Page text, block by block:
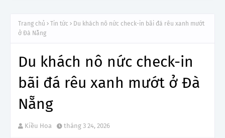
Trang chủ Tin tức
Du khách nô nức check-in bãi đá rêu xanh mướt
ở Đà Nẵng
Du khách nô nức check-in
bãi đá rêu xanh mướt ở Đà
Nẵng
Kiều Hoa tháng 3 24, 2026